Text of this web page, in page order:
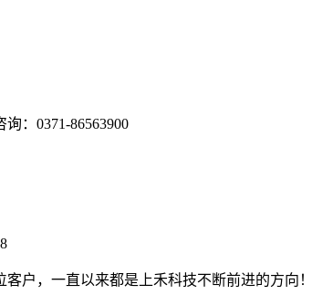
： 0371-86563900
户，一直以来都是上禾科技不断前进的方向！